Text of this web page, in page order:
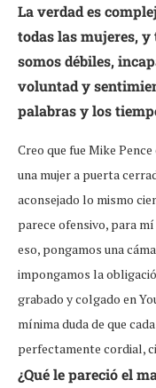
La verdad es
todas las mujeres,
somos débiles,
voluntad y
palabras y los
Creo que fue Mike
una mujer a puerta
aconsejado lo mismo
parece ofensivo, para
eso, pongamos una
impongamos la
grabado y colgado en
mínima duda de que
perfectamente cordial,
¿Qué le pareció el